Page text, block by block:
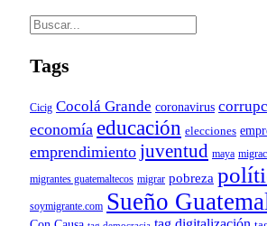
Tags
Cicig Cocolá Grande coronavirus
economía educación elecciones
emprendimiento juventud maya
migrantes guatemaltecos migrar pobreza
soymigrante.com Sueño